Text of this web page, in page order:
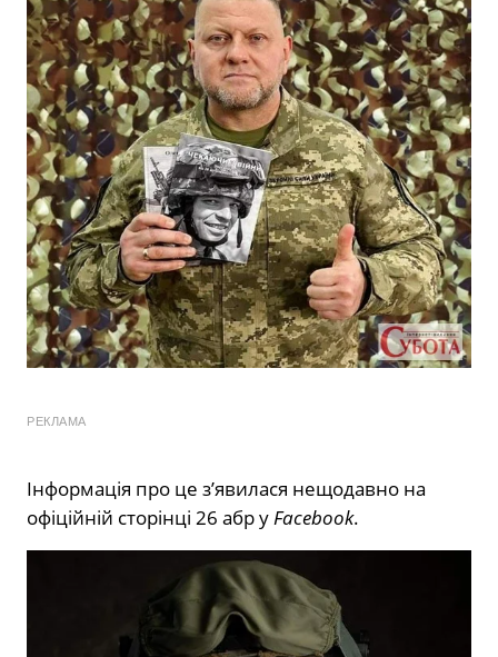
РЕКЛАМА
Інформація про це з’явилася нещодавно на
офіційній сторінці 26 абр уFacebook.